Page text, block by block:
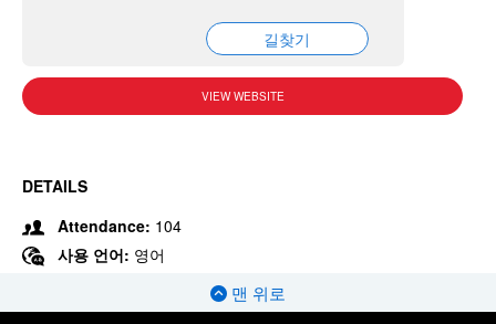
길찾기
VIEW WEBSITE
DETAILS
Attendance: 104
사용 언어: 영어
맨 위로